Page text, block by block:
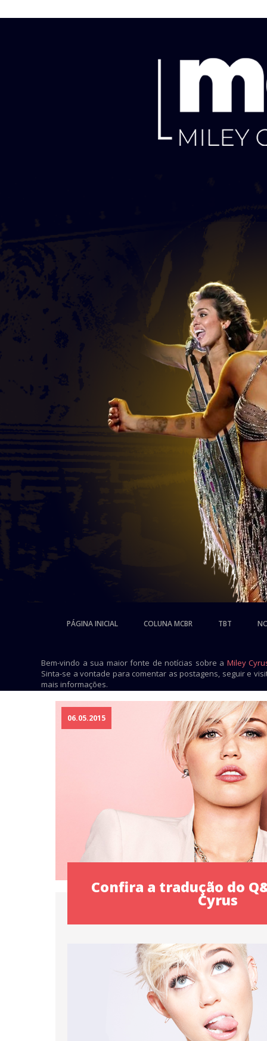
PÁGINA INICIAL COLUNA MCBR TBT
Bem-vindo a sua maior fonte de notícias sobre a Miley
Sinta-se a vontade para comentar as postagens, seguir e
mais informações.
06.05.2015
Confira a tradução do
Cyrus